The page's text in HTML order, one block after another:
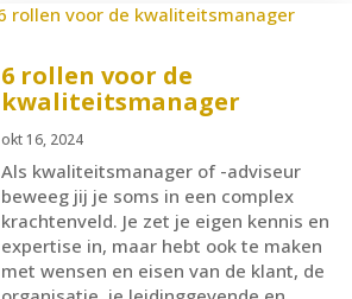
6 rollen voor de
kwaliteitsmanager
okt 16, 2024
Als kwaliteitsmanager of -adviseur
beweeg jij je soms in een complex
krachtenveld. Je zet je eigen kennis en
expertise in, maar hebt ook te maken
met wensen en eisen van de klant, de